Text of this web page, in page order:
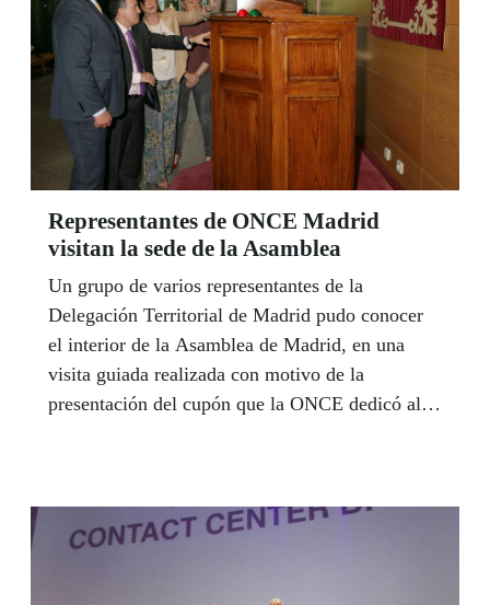
Representantes de ONCE Madrid
visitan la sede de la Asamblea
Un grupo de varios representantes de la
Delegación Territorial de Madrid pudo conocer
el interior de la Asamblea de Madrid, en una
visita guiada realizada con motivo de la
presentación del cupón que la ONCE dedicó al